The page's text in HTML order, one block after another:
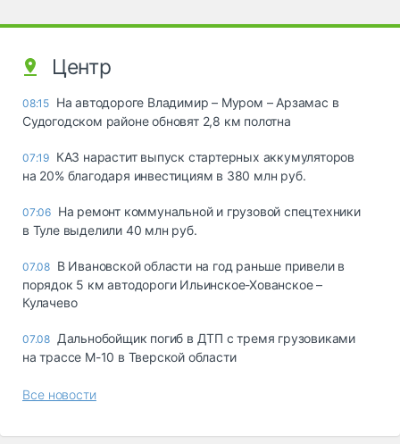
Центр
08:15 На автодороге Владимир – Муром – Арзамас в
Судогодском районе обновят 2,8 км полотна
07:19 КАЗ нарастит выпуск стартерных аккумуляторов
на 20% благодаря инвестициям в 380 млн руб.
07:06 На ремонт коммунальной и грузовой спецтехники
в Туле выделили 40 млн руб.
07.08 В Ивановской области на год раньше привели в
порядок 5 км автодороги Ильинское-Хованское –
Кулачево
07.08 Дальнобойщик погиб в ДТП с тремя грузовиками
на трассе М-10 в Тверской области
Все новости